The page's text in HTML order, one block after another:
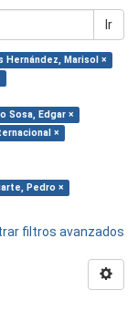
Ir
Hernández, Marisol ×
Sosa, Edgar ×
×
Pedro ×
filtros avanzados